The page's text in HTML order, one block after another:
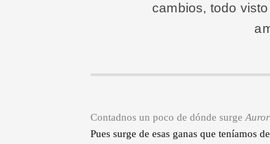
cambios, todo
Contadnos un poco de dónde surge
Pues surge de esas ganas que teníamos